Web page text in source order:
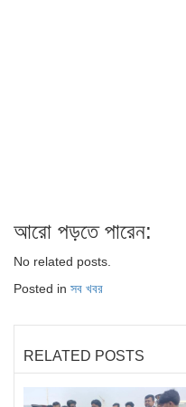
আরো পড়তে পারেন:
No related posts.
Posted in সব খবর
RELATED POSTS